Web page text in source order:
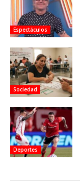
Espectáculos
Sociedad
Deportes